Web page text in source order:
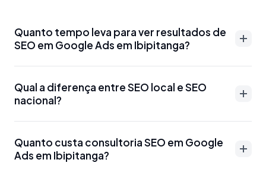
Quanto tempo leva para ver resultados de
SEO em Google Ads em Ibipitanga?
podem aparecer entre 3-6 meses para palavras-
chave menos competitivas. Para termos mais
disputados como 'advogado Google Ads em
Ibipitanga' ou 'dentista Google Ads em Ibipitanga', o
prazo pode ser de 6-12 meses. Otimizações técnicas
Qual a diferença entre SEO local e SEO
nacional?
aparecer para buscas específicas da região, como
'SEO Google Ads em Ibipitanga' ou 'marketing digital
Quanto custa consultoria SEO em Google
Ads em Ibipitanga?